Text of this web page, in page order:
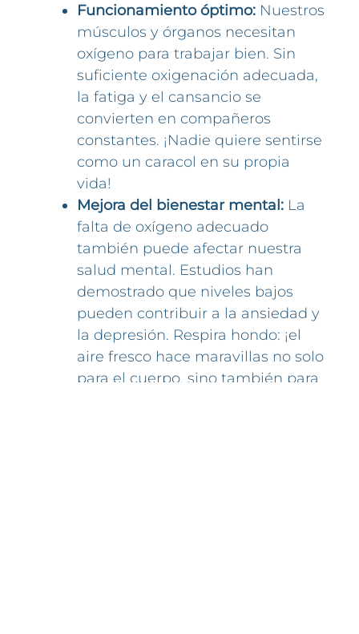
Funcionamiento óptimo: Nuestros
músculos y órganos necesitan
oxígeno para trabajar bien. Sin
suficiente oxigenación adecuada,
la fatiga y el cansancio se
convierten en compañeros
constantes. ¡Nadie quiere sentirse
como un caracol en su propia
vida!
Mejora del bienestar mental: La
falta de oxígeno adecuado
también puede afectar nuestra
salud mental. Estudios han
demostrado que niveles bajos
pueden contribuir a la ansiedad y
la depresión. Respira hondo: ¡el
aire fresco hace maravillas no solo
para el cuerpo, sino también para